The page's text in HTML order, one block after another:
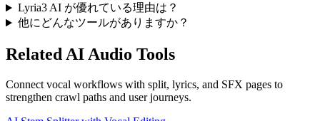
Lyria3 AI が優れている理由は？
他にどんなツールがありますか？
Related AI Audio Tools
Connect vocal workflows with split, lyrics, and SFX pages to
strengthen crawl paths and user journeys.